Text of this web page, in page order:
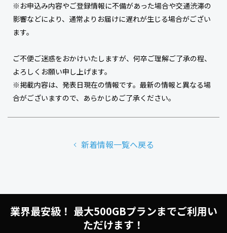
※お申込み内容やご登録情報に不備があった場合や交通渋滞の
影響などにより、通常よりお届けに遅れが生じる場合がござい
ます。
ご不便ご迷惑をおかけいたしますが、何卒ご理解ご了承の程、
よろしくお願い申し上げます。
※掲載内容は、発表日現在の情報です。最新の情報と異なる場
合がございますので、あらかじめご了承ください。
新着情報一覧へ戻る
業界最安級！ 最大500GBプランまでご利用い
ただけます！